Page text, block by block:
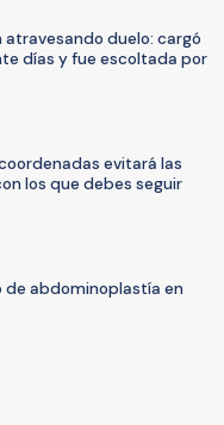
duelo: cargó
días y fue escoltada por
evitará las
los que debes seguir
de abdominoplastía en